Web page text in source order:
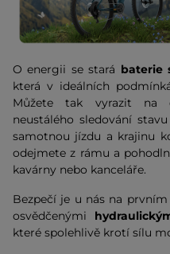
O energii se stará baterie
která v ideálních
Můžete tak vyrazit na
neustálého sledování
samotnou jízdu a krajinu
odejmete z rámu a
kavárny nebo kanceláře.
Bezpečí je u nás na
osvědčenými
které spolehlivě krotí sílu